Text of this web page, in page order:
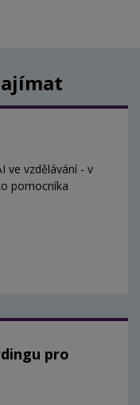
ve vzdělávání - v
pomocníka
pro